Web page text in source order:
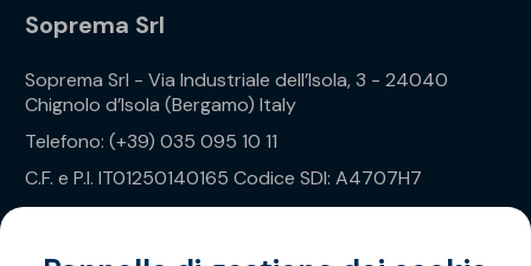
Soprema Srl
Soprema Srl - Via Industriale dell’Isola, 3 - 24040
Chignolo d’Isola (Bergamo) Italy
Telefono: (+39) 035 095 10 11
C.F. e P.I. IT01250140165 Codice SDI: A4707H7
Privacy Policy